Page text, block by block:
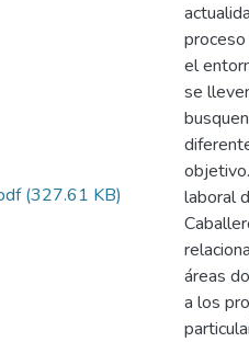
(327.61 KB)
proceso
el
se
laboral
áreas
a los